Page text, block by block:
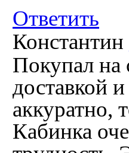
Ответить
Константин
Покупал на
доставкой
аккуратно,
Кабинка